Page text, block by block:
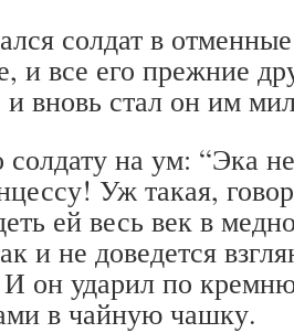
солдат в
и все его прежние
и вновь стал он им
на ум: “Эка
Уж такая,
ей весь век в
и не доведется
И он ударил по
в чайную чашку.